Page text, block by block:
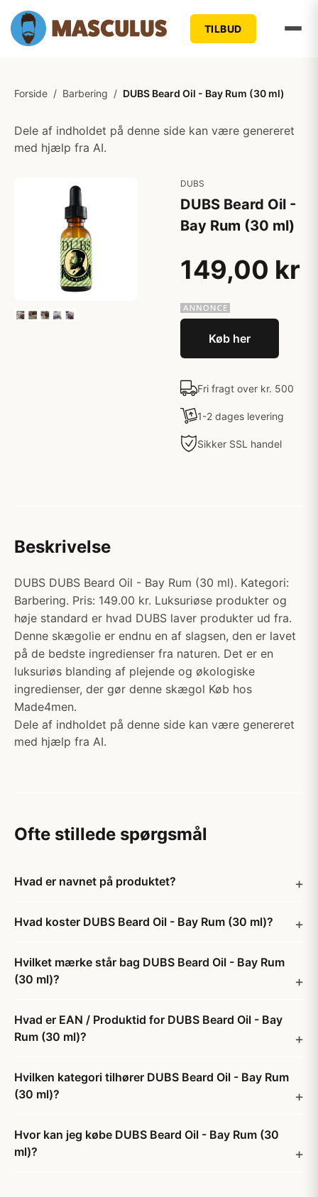
TILBUD
Forside / Barbering / DUBS Beard Oil - Bay Rum (30 ml)
Dele af indholdet på denne side kan være genereret
med hjælp fra AI.
DUBS
DUBS Beard Oil -
Bay Rum (30 ml)
149,00 kr
Køb her
Fri fragt over kr. 500
1-2 dages levering
Sikker SSL handel
Beskrivelse
DUBS DUBS Beard Oil - Bay Rum (30 ml). Kategori:
Barbering. Pris: 149.00 kr. Luksuriøse produkter og
høje standard er hvad DUBS laver produkter ud fra.
Denne skægolie er endnu en af slagsen, den er lavet
på de bedste ingredienser fra naturen. Det er en
luksuriøs blanding af plejende og økologiske
ingredienser, der gør denne skægol Køb hos
Made4men.
Dele af indholdet på denne side kan være genereret
med hjælp fra AI.
Ofte stillede spørgsmål
Hvad er navnet på produktet?
Hvad koster DUBS Beard Oil - Bay Rum (30 ml)?
Hvilket mærke står bag DUBS Beard Oil - Bay Rum
(30 ml)?
Hvad er EAN / Produktid for DUBS Beard Oil - Bay
Rum (30 ml)?
Hvilken kategori tilhører DUBS Beard Oil - Bay Rum
(30 ml)?
Hvor kan jeg købe DUBS Beard Oil - Bay Rum (30
ml)?